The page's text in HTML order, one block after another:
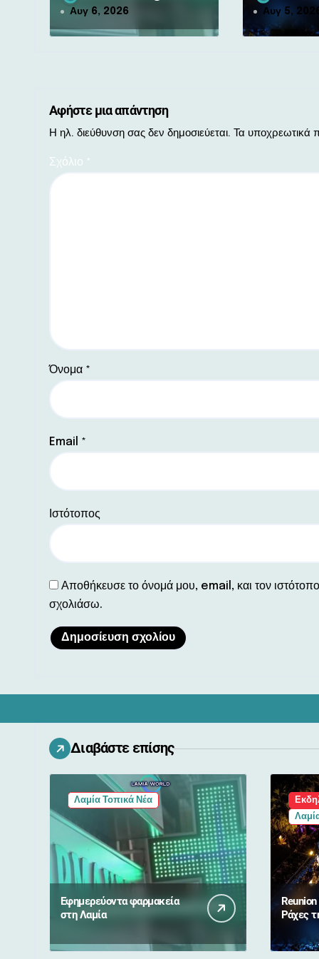
Αυγ 6, 2026
Αυγ 5,
Αφήστε μια απάντηση
Η ηλ. διεύθυνση σας δεν δημοσιεύεται. Τα υποχρεωτικά
Σχόλιο *
Όνομα *
Email *
Ιστότοπος
Αποθήκευσε το όνομά μου, email, και τον
σχολιάσω.
Διαβάστε επίσης
Λαμία Τοπικά Νέα
Εφημερεύοντα φαρμακεία
στη Λαμία
Ράχες